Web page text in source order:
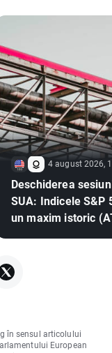
4 august 2026,
Deschiderea
SUA: Indicele S&P
un maxim istoric
Palantir câștigă
în sensul articolului
European